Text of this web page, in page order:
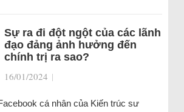
Sự ra đi đột ngột của các lãnh
đạo đảng ảnh hưởng đến
chính trị ra sao?
16/01/2024 |
cá nhân của Kiến trúc sư